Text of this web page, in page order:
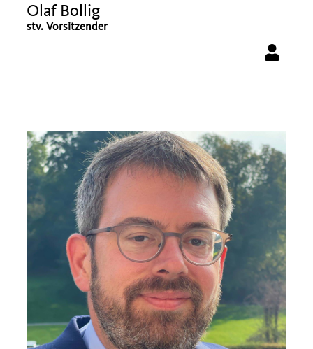
Olaf Bollig
stv. Vorsitzender